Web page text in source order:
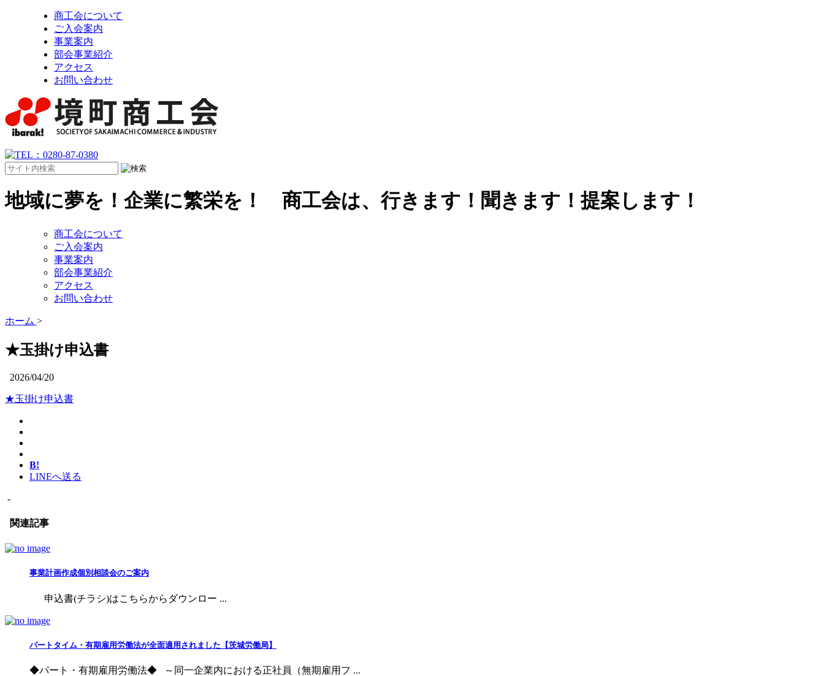
商工会について
ご入会案内
事業案内
部会事業紹介
アクセス
お問い合わせ
地域に夢を！企業に繁栄を！ 商工会は、行きます！聞きます！提案します！
商工会について
ご入会案内
事業案内
部会事業紹介
アクセス
お問い合わせ
ホーム >
★玉掛け申込書
2026/04/20
★玉掛け申込書
B!
LINEへ送る
-
関連記事
事業計画作成個別相談会のご案内
申込書(チラシ)はこちらからダウンロー ...
パートタイム・有期雇用労働法が全面適用されました【茨城労働局】
◆パート・有期雇用労働法◆ ～同一企業内における正社員（無期雇用フ ...